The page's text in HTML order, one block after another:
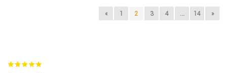
« 1 2 3 4 ... 14 »